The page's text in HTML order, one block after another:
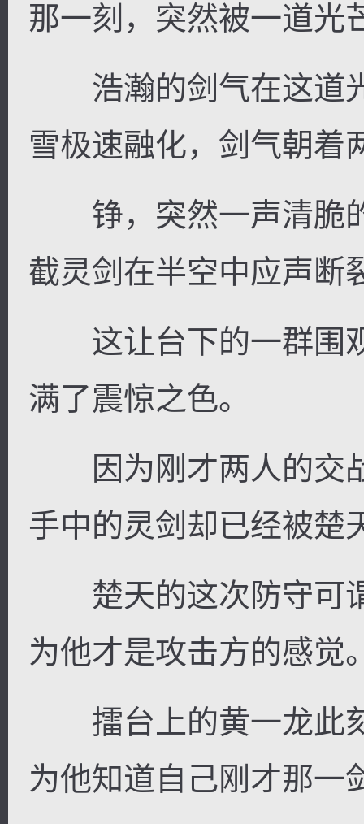
那一刻，突然被一道光
浩瀚的剑气在这道
雪极速融化，剑气朝着
铮，突然一声清脆
截灵剑在半空中应声断
这让台下的一群围
满了震惊之色。
因为刚才两人的交
手中的灵剑却已经被楚
楚天的这次防守可
为他才是攻击方的感觉
擂台上的黄一龙此
为他知道自己刚才那一